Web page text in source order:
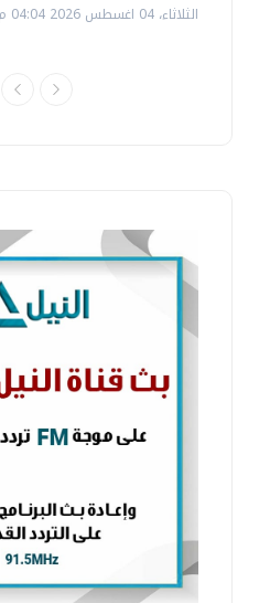
الثلاثاء، 04 اغسطس 2026 04:04 م